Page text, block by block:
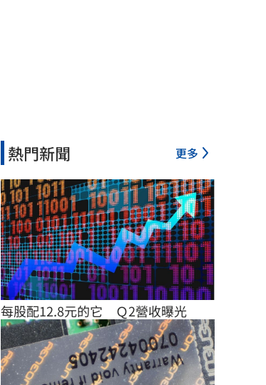
熱門新聞 更多
每股配12.8元的它　Ｑ2營收曝光